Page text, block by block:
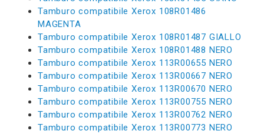
Tamburo compatibile Xerox 108R01486
MAGENTA
Tamburo compatibile Xerox 108R01487 GIALLO
Tamburo compatibile Xerox 108R01488 NERO
Tamburo compatibile Xerox 113R00655 NERO
Tamburo compatibile Xerox 113R00667 NERO
Tamburo compatibile Xerox 113R00670 NERO
Tamburo compatibile Xerox 113R00755 NERO
Tamburo compatibile Xerox 113R00762 NERO
Tamburo compatibile Xerox 113R00773 NERO